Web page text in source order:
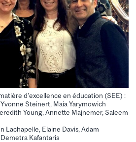
d’excellence en éducation (SEE) :
Steinert, Maia Yarymowich
Young, Annette Majnemer, Saleem
Lachapelle, Elaine Davis, Adam
Kafantaris